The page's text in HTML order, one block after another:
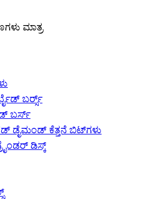
ಮಾತ್ರ
ಬರ್ರ್ಸ್
ಬರ್ಸ್
ಡೈಮಂಡ್ ಕೆತ್ತನೆ ಬಿಟ್‌ಗಳು
ಡಿಸ್ಕ್